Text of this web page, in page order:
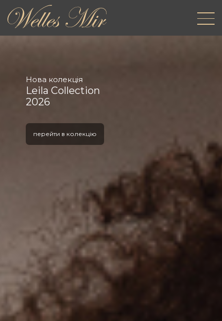
Нова колекція
Leila Collection
2026
перейти в колекцію